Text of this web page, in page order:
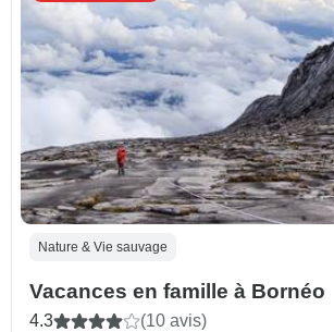
Nature & Vie sauvage
Vacances en famille à Bornéo
4.3 (10 avis)